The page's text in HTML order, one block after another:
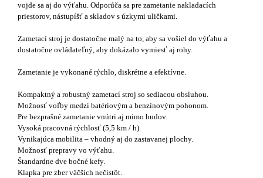
vojde sa aj do výťahu. Odporúča sa pre zametanie nakladacích
priestorov, nástupíšť a skladov s úzkymi uličkami.
Zametací stroj je dostatočne malý na to, aby sa vošiel do výťahu a
dostatočne ovládateľný, aby dokázalo vymiesť aj rohy.
Zametanie je vykonané rýchlo, diskrétne a efektívne.
Kompaktný a robustný zametací stroj so sediacou obsluhou.
Možnosť voľby medzi batériovým a benzínovým pohonom.
Pre bezprašné zametanie vnútri aj mimo budov.
Vysoká pracovná rýchlosť (5,5 km / h).
Vynikajúca mobilita – vhodný aj do zastavanej plochy.
Možnosť prepravy vo výťahu.
Štandardne dve bočné kefy.
Klapka pre zber väčších nečistôt.